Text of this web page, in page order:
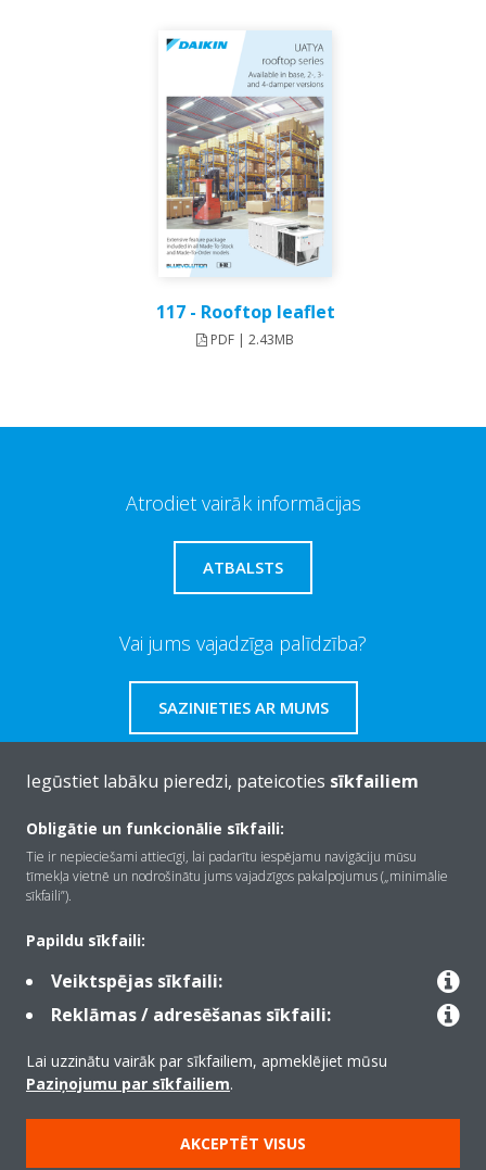
117 - Rooftop leaflet
PDF | 2.43MB
Atrodiet vairāk informācijas
ATBALSTS
Vai jums vajadzīga palīdzība?
SAZINIETIES AR MUMS
Par Daikin
Produkti
Iegūstiet labāku pieredzi, pateicoties sīkfailiem
Obligātie un funkcionālie sīkfaili:
Tie ir nepieciešami attiecīgi, lai padarītu iespējamu navigāciju mūsu
tīmekļa vietnē un nodrošinātu jums vajadzīgos pakalpojumus („minimālie
sīkfaili”).
Papildu sīkfaili:
Veiktspējas sīkfaili:
Reklāmas / adresēšanas sīkfaili:
Lai uzzinātu vairāk par sīkfailiem, apmeklējiet mūsu
Paziņojumu par sīkfailiem.
AKCEPTĒT VISUS